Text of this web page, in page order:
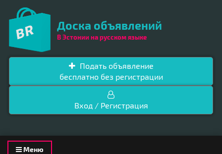
Доска объявлений
В Эстонии на русском языке
Подать объявление
бесплатно без регистрации
Вход / Регистрация
ToggleМеню